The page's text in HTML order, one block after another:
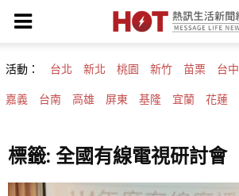
活動： 台北 新北 桃園 新竹 苗栗 台中
嘉義 台南 高雄 屏東 基隆 宜蘭 花蓮
標籤: 全國有線電視研討會